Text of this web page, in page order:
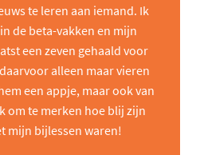
te leren aan iemand. Ik
de beta-vakken en mijn
een zeven gehaald voor
alleen maar vieren
een appje, maar ook van
om te merken hoe blij zijn
mijn bijlessen waren!